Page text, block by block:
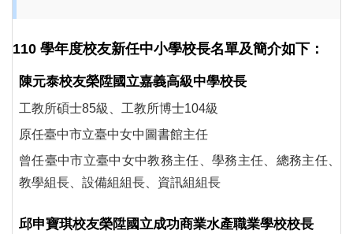
110 學年度校友新任中小學校長名單及簡介如下：
陳元泰校友榮陞國立嘉義高級中學校長
工教所碩士85級、工教所博士104級
原任臺中市立臺中女中圖書館主任
曾任臺中市立臺中女中教務主任、學務主任、總務主任、
教學組長、設備組組長、資訊組組長
邱申寶琪校友榮陞國立成功商業水產職業學校校長